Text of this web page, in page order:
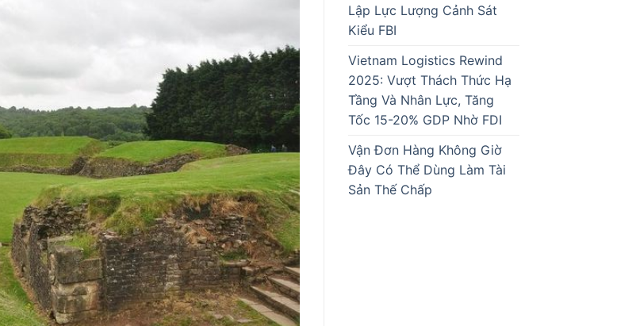
Lập Lực Lượng Cảnh Sát
Kiểu FBI
Vietnam Logistics Rewind
2025: Vượt Thách Thức Hạ
Tầng Và Nhân Lực, Tăng
Tốc 15-20% GDP Nhờ FDI
Vận Đơn Hàng Không Giờ
Đây Có Thể Dùng Làm Tài
Sản Thế Chấp